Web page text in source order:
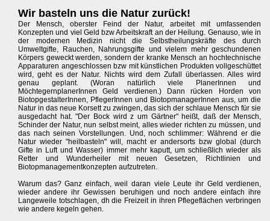
Wir basteln uns die Natur zurück!
Der Mensch, oberster Feind der Natur, arbeitet mit umfassenden
Konzepten und viel Geld bzw Arbeitskraft an der Heilung. Genauso, wie in
der modernen Medizin nicht die Selbstheilungskräfte des durch
Umweltgifte, Rauchen, Nahrungsgifte und vielem mehr geschundenen
Körpers geweckt werden, sondern der kranke Mensch an hochtechnische
Apparaturen angeschlossen bzw mit künstlichen Produkten vollgeschüttet
wird, geht es der Natur. Nichts wird dem Zufall überlassen. Alles wird
genau geplant. (Woran natürlich viele PlanerInnen und
MöchtegernplanerInnen Geld verdienen.) Dann rücken Horden von
BiotopgestalterInnen, PflegerInnen und BiotopmanagerInnen aus, um die
Natur in das neue Korsett zu zwingen, das sich der schlaue Mensch für sie
ausgedacht hat. "Der Bock wird z um Gärtner" heißt, daß der Mensch,
Schinder der Natur, nun selbst meint, alles wieder richten zu müssen, und
das nach seinen Vorstellungen. Und, noch schlimmer: Während er die
Natur wieder "heilbasteln" will, macht er andersorts bzw global (durch
Gifte in Luft und Wasser) immer mehr kaputt, um schließlich wieder als
Retter und Wunderheiler mit neuen Gesetzen, Richtlinien und
Biotopmanagementkonzepten aufzutreten.
Warum das? Ganz einfach, weil daran viele Leute ihr Geld verdienen,
wieder andere ihr Gewissen beruhigen und noch andere einfach ihre
Langeweile totschlagen, dh die Freizeit in ihren Pflegeflächen verbringen
wie andere kegeln gehen.